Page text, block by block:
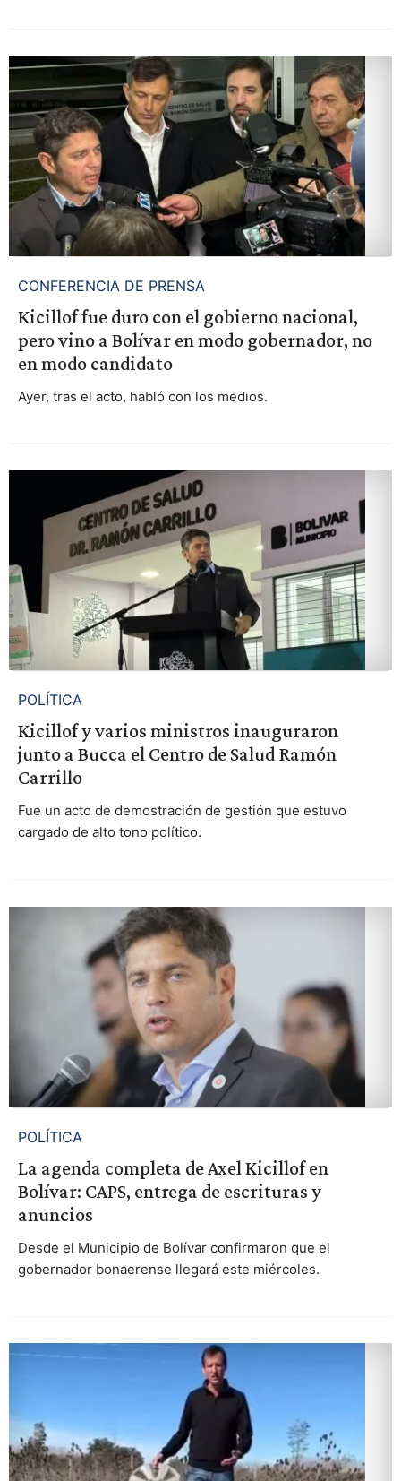
CONFERENCIA DE PRENSA
Kicillof fue duro con el gobierno nacional,
pero vino a Bolívar en modo gobernador, no
en modo candidato
Ayer, tras el acto, habló con los medios.
POLÍTICA
Kicillof y varios ministros inauguraron
junto a Bucca el Centro de Salud Ramón
Carrillo
Fue un acto de demostración de gestión que estuvo
cargado de alto tono político.
POLÍTICA
La agenda completa de Axel Kicillof en
Bolívar: CAPS, entrega de escrituras y
anuncios
Desde el Municipio de Bolívar confirmaron que el
gobernador bonaerense llegará este miércoles.